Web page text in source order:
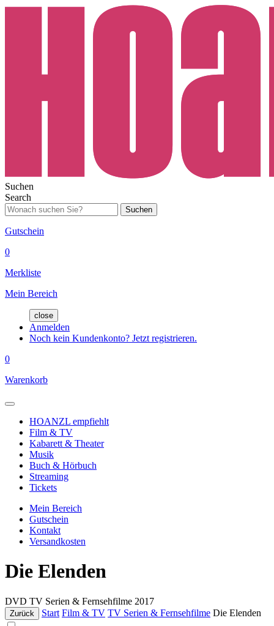
Suchen
Search
Suchen
Gutschein
0
Merkliste
Mein Bereich
close
Anmelden
Noch kein Kundenkonto? Jetzt registrieren.
0
Warenkorb
HOANZL empfiehlt
Film & TV
Kabarett & Theater
Musik
Buch & Hörbuch
Streaming
Tickets
Mein Bereich
Gutschein
Kontakt
Versandkosten
Die Elenden
DVD TV Serien & Fernsehfilme 2017
Zurück Start Film & TV TV Serien & Fernsehfilme Die Elenden